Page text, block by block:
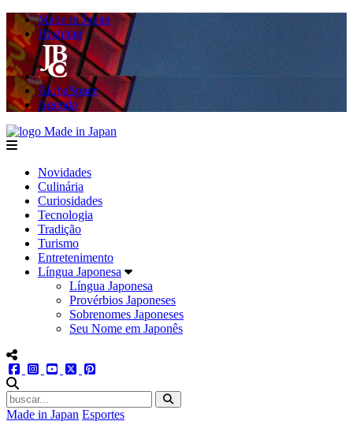
Made in Japan
Hashitag
AkibaSpace
Agenda
menu
Novidades
Culinária
Curiosidades
Tecnologia
Tradição
Turismo
Entretenimento
Língua Japonesa
Língua Japonesa
Provérbios Japoneses
Sobrenomes Japoneses
Seu Nome em Japonês
menu redes social
facebookinstagram
youtube
twitter
Made in Japan Esportes